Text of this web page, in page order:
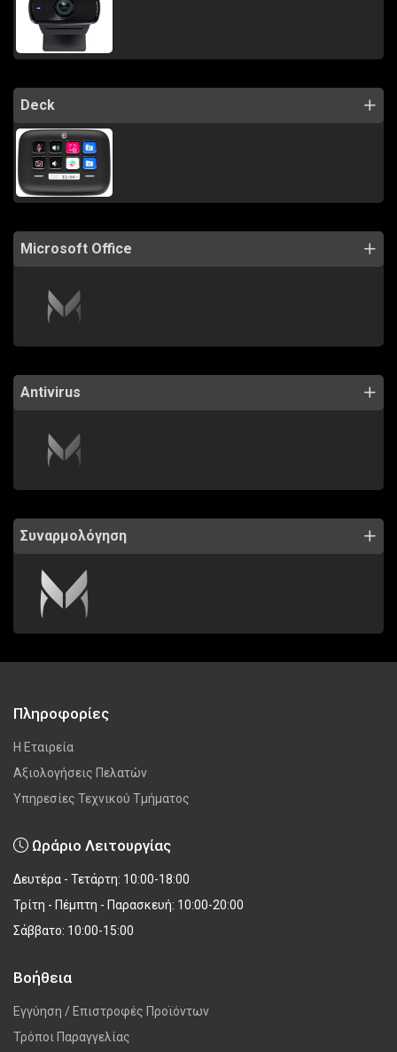
Deck
Microsoft Office
Antivirus
Συναρμολόγηση
Πληροφορίες
Η Εταιρεία
Αξιολογήσεις Πελατών
Υπηρεσίες Τεχνικού Τμήματος
Ωράριο Λειτουργίας
Δευτέρα - Τετάρτη: 10:00-18:00
Τρίτη - Πέμπτη - Παρασκευή: 10:00-20:00
Σάββατο: 10:00-15:00
Βοήθεια
Εγγύηση / Επιστροφές Προϊόντων
Τρόποι Παραγγελίας